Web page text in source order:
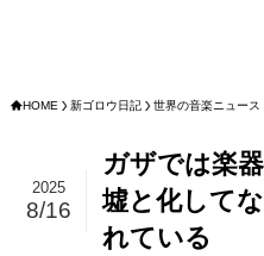
HOME 新ゴロウ日記 世界の音楽ニュース
ガザでは楽
墟と化して
れている
2025
8/16